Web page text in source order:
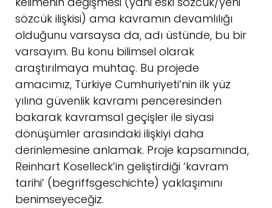
sözcük ilişkisi) ama kavramın devamlılığı
olduğunu varsaysa da, adı üstünde, bu bir
varsayım. Bu konu bilimsel olarak
araştırılmaya muhtaç. Bu projede
amacımız, Türkiye Cumhuriyeti’nin ilk yüz
yılına güvenlik kavramı penceresinden
bakarak kavramsal geçişler ile siyasi
dönüşümler arasındaki ilişkiyi daha
derinlemesine anlamak. Proje kapsamında,
Reinhart Koselleck’in geliştirdiği ‘kavram
tarihi’ (begriffsgeschichte) yaklaşımını
benimseyeceğiz.